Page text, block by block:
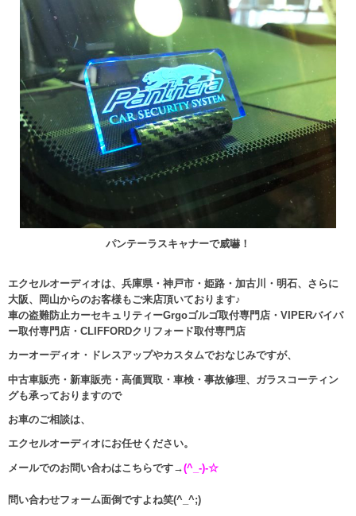
パンテーラスキャナーで威嚇！
エクセルオーディオは、兵庫県・神戸市・姫路・加古川・明石、さらに
大阪、岡山からのお客様もご来店頂いております♪
車の盗難防止カーセキュリティーGrgoゴルゴ取付専門店・VIPERバイパ
ー取付専門店・CLIFFORDクリフォード取付専門店
カーオーディオ・ドレスアップやカスタムでおなじみですが、
中古車販売・新車販売・高価買取・車検・事故修理、ガラスコーティン
グも承っておりますので
お車のご相談は、
エクセルオーディオにお任せください。
メールでのお問い合わはこちらです→(^_-)-☆
問い合わせフォーム面倒ですよね笑(^_^;)